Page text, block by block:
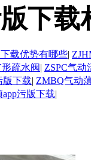
下载
载优势有哪些|
疏水阀| ZSPC气动
版下载| ZMBQ气动
污版下载|